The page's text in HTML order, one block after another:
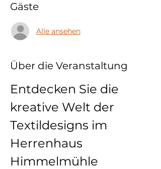
Gäste
Alle ansehen
Über die Veranstaltung
Entdecken Sie die
kreative Welt der
Textildesigns im
Herrenhaus
Himmelmühle